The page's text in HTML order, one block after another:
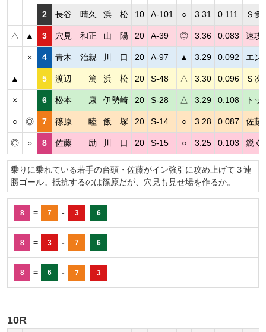
2 長谷 晴久 浜 松 10 A-101 ○ 3.31 0.111 Ｓ食
△ ▲ 3 穴見 和正 山 陽 20 A-39 ◎ 3.36 0.083 速攻
× 4 青木 治親 川 口 20 A-97 ▲ 3.29 0.092 エン
▲ 5 渡辺 篤 浜 松 20 S-48 △ 3.30 0.096 Ｓ次
× 6 松本 康 伊勢崎 20 S-28 △ 3.29 0.108 ト
○ ◎ 7 篠原 睦 飯 塚 20 S-14 ○ 3.28 0.087 佐藤
◎ ○ 8 佐藤 励 川 口 20 S-15 ○ 3.25 0.103 鋭く
乗りに乗れている若手の台頭・佐藤がイン強引に攻め上げて３連
勝ゴール。抵抗するのは篠原だが、穴見も見せ場を作るか。
8 = 7 - 3 6
8 = 3 - 7 6
8 = 6 - 7 3
10R